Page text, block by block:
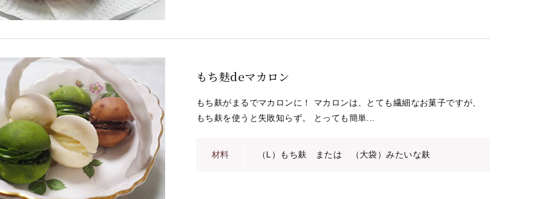
もち麸deマカロン
もち麸がまるでマカロンに！ マカロンは、とても繊細なお菓子ですが、
もち麸を使うと失敗知らず。 とっても簡単...
材料 （L）もち麸 または （大袋）みたいな麸